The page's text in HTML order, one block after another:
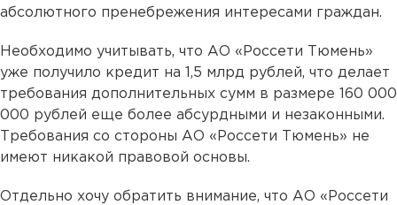
абсолютного пренебрежения интересами граждан.
Необходимо учитывать, что АО «Россети Тюмень»
уже получило кредит на 1,5 млрд рублей, что делает
требования дополнительных сумм в размере 160 000
000 рублей еще более абсурдными и незаконными.
Требования со стороны АО «Россети Тюмень» не
имеют никакой правовой основы.
Отдельно хочу обратить внимание, что АО «Россети